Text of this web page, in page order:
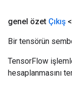
genel özet Çıkış
Bir tensörün
TensorFlow
hesaplanmasını